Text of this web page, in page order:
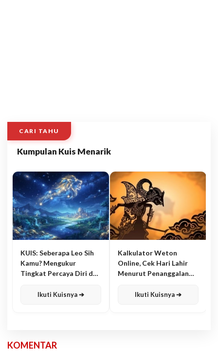
CARI TAHU
Kumpulan Kuis Menarik
KUIS: Seberapa Leo Sih
Kamu? Mengukur
Tingkat Percaya Diri dan
Ikuti Kuisnya ➔
Kalkulator Weton
Online, Cek Hari Lahir
Menurut Penanggalan
Ikuti Kuisnya ➔
KOMENTAR